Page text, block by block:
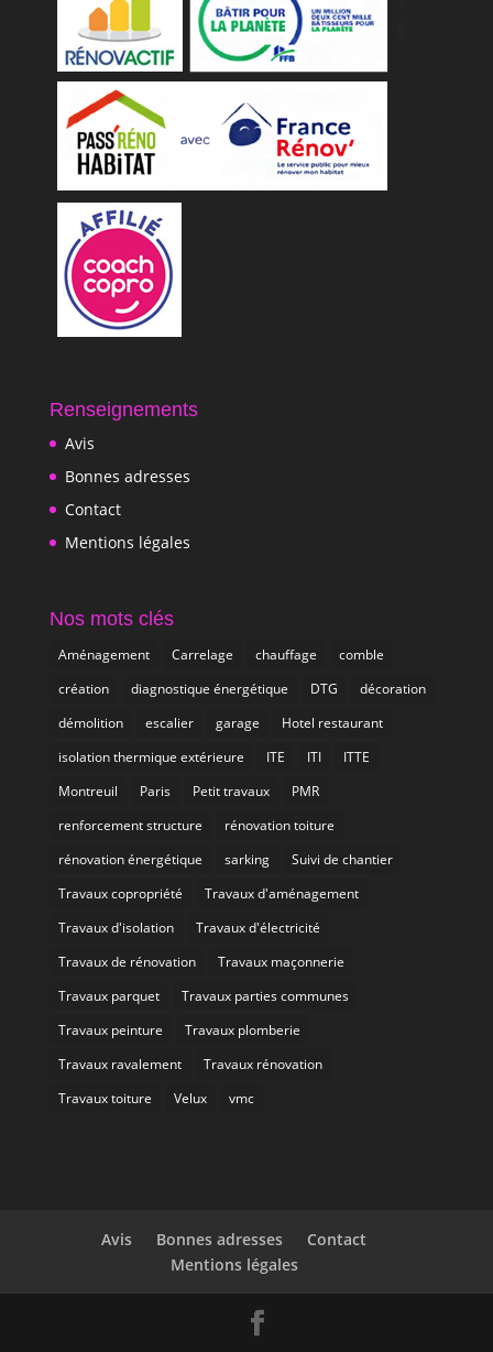
Renseignements
Avis
Bonnes adresses
Contact
Mentions légales
Nos mots clés
Aménagement Carrelage chauffage
comble
création
diagnostique énergétique DTG
décoration
démolition
escalier garage
Hotel restaurant
isolation thermique extérieure
ITE ITI
ITTE
Montreuil
Paris Petit travaux
PMR
renforcement structure
rénovation toiture
rénovation énergétique
sarking
Suivi de chantier
Travaux copropriété
Travaux d'aménagement
Travaux d'isolation
Travaux d'électricité
Travaux de rénovation
Travaux maçonnerie
Travaux parquet
Travaux parties communes
Travaux peinture
Travaux plomberie
Travaux ravalement
Travaux rénovation
Travaux toiture
Velux vmc
Avis Bonnes adresses
Contact
Mentions légales